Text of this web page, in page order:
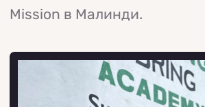
Mission в Малинди.